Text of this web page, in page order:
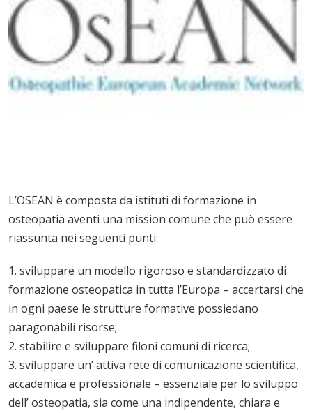
L’OSEAN è composta da istituti di formazione in
osteopatia aventi una mission comune che può essere
riassunta nei seguenti punti:
1. sviluppare un modello rigoroso e standardizzato di
formazione osteopatica in tutta l’Europa – accertarsi che
in ogni paese le strutture formative possiedano
paragonabili risorse;
2. stabilire e sviluppare filoni comuni di ricerca;
3. sviluppare un’ attiva rete di comunicazione scientifica,
accademica e professionale – essenziale per lo sviluppo
dell’ osteopatia, sia come una indipendente, chiara e